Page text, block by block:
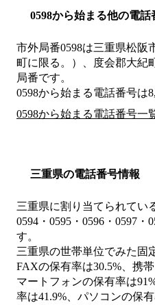
0598から始まる他の電話
市外局番0598は三重県松阪
町に限る。）、度会郡大紀
局番です。
0598から始まる電話番号は
0598から始まる電話番号一
三重県の電話番号情報
三重県に割り当てられてい
0594・0595・0596・0597・
す。
三重県の世帯単位でみた固
FAXの保有率は30.5%、携
マートフォンの保有率は
率は41.9%、パソコンの保